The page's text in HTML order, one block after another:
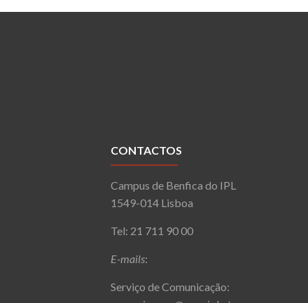
CONTACTOS
Campus de Benfica do IPL
1549-014 Lisboa
Tel: 21 711 90 00
E-mails:
Serviço de Comunicação: